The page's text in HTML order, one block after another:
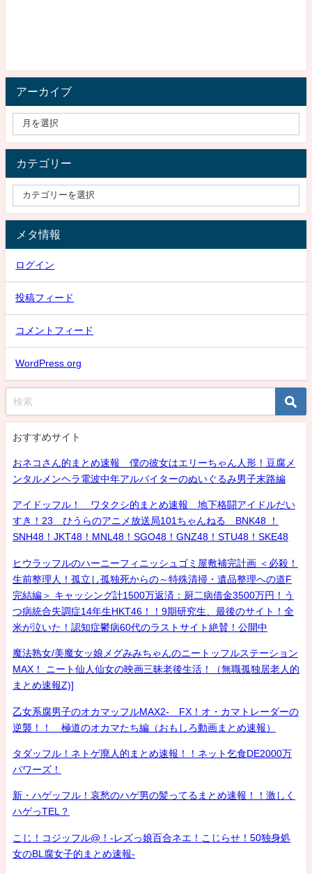
アーカイブ
カテゴリー
メタ情報
ログイン
投稿フィード
コメントフィード
WordPress.org
おすすめサイト
おネコさん的まとめ速報 僕の彼女はエリーちゃん人形！豆腐メ
ンタルメンヘラ電波中年アルバイターのぬいぐるみ男子末路編
アイドッフル！ ワタクシ的まとめ速報 地下格闘アイドルだい
すき！23 ひうらのアニメ放送局101ちゃんねる BNK48 ！
SNH48！JKT48！MNL48！SGO48！GNZ48！STU48！SKE48
ヒウラッフルのハーニーフィニッシュゴミ屋敷補完計画 ＜必殺！
生前整理人！孤立し孤独死からの～特殊清掃・遺品整理への道F
完結編＞ キャッシング計1500万返済：厨二病借金3500万円！う
つ病統合失調症14年生HKT46！！9期研究生、最後のサイト！全
米が泣いた！認知症鬱病60代のラストサイト絶賛！公開中
魔法熟女/美魔女ッ娘メグみみちゃんのニートッフルステーション
MAX！ ニート仙人仙女の映画三昧老後生活！（無職孤独居老人的
まとめ速報Z)]
乙女系腐男子のオカマッフルMAX2- FX！オ・カマトレーダーの
逆襲！！ 極道のオカマたち編（おもしろ動画まとめ速報）
タダッフル！ネトゲ廃人的まとめ速報！！ネット乞食DE2000万
パワーズ！
新・ハゲッフル！哀愁のハゲ男の髪ってるまとめ速報！！激しく
ハゲっTEL？
こじ！コジッフル@！-レズっ娘百合ネエ！こじらせ！50独身処
女のBL腐女子的まとめ速報-